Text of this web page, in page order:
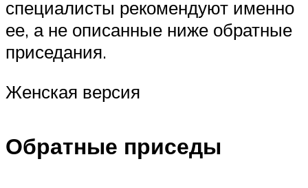
специалисты рекомендуют именно
ее, а не описанные ниже обратные
приседания.
Женская версия
Обратные приседы